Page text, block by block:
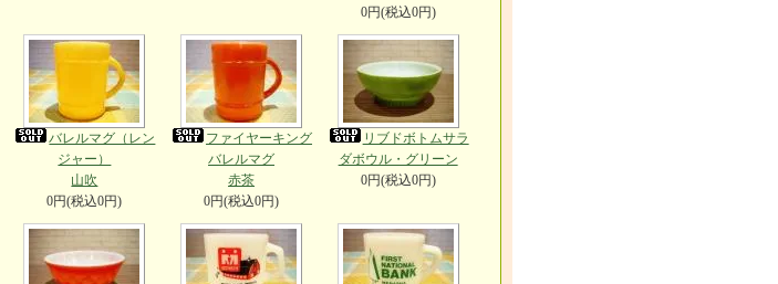
0円(税込0円)
バレルマグ（レン
ジャー）
山吹
0円(税込0円)
ファイヤーキング
バレルマグ
赤茶
0円(税込0円)
リブドボトムサラ
ダボウル・グリーン
0円(税込0円)